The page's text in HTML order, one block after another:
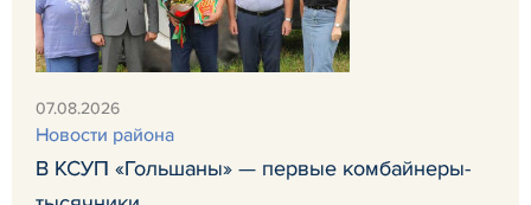
07.08.2026
Новости района
В КСУП «Гольшаны» — первые комбайнеры-